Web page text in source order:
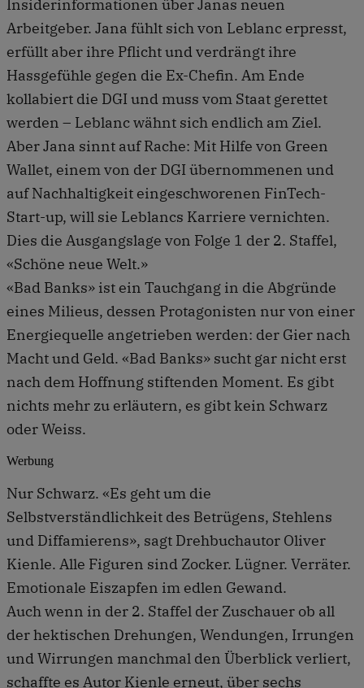
Insiderinformationen über Janas neuen
Arbeitgeber. Jana fühlt sich von Leblanc erpresst,
erfüllt aber ihre Pflicht und verdrängt ihre
Hassgefühle gegen die Ex-Chefin. Am Ende
kollabiert die DGI und muss vom Staat gerettet
werden – Leblanc wähnt sich endlich am Ziel.
Aber Jana sinnt auf Rache: Mit Hilfe von Green
Wallet, einem von der DGI übernommenen und
auf Nachhaltigkeit eingeschworenen FinTech-
Start-up, will sie Leblancs Karriere vernichten.
Dies die Ausgangslage von Folge 1 der 2. Staffel,
«Schöne neue Welt.»
«Bad Banks» ist ein Tauchgang in die Abgründe
eines Milieus, dessen Protagonisten nur von einer
Energiequelle angetrieben werden: der Gier nach
Macht und Geld. «Bad Banks» sucht gar nicht erst
nach dem Hoffnung stiftenden Moment. Es gibt
nichts mehr zu erläutern, es gibt kein Schwarz
oder Weiss.
Werbung
Nur Schwarz. «Es geht um die
Selbstverständlichkeit des Betrügens, Stehlens
und Diffamierens», sagt Drehbuchautor Oliver
Kienle. Alle Figuren sind Zocker. Lügner. Verräter.
Emotionale Eiszapfen im edlen Gewand.
Auch wenn in der 2. Staffel der Zuschauer ob all
der hektischen Drehungen, Wendungen, Irrungen
und Wirrungen manchmal den Überblick verliert,
schaffte es Autor Kienle erneut, über sechs